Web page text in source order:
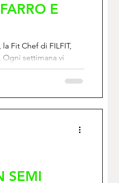
E
Fit Chef di FILFIT,
Ogni settimana vi
SEMI